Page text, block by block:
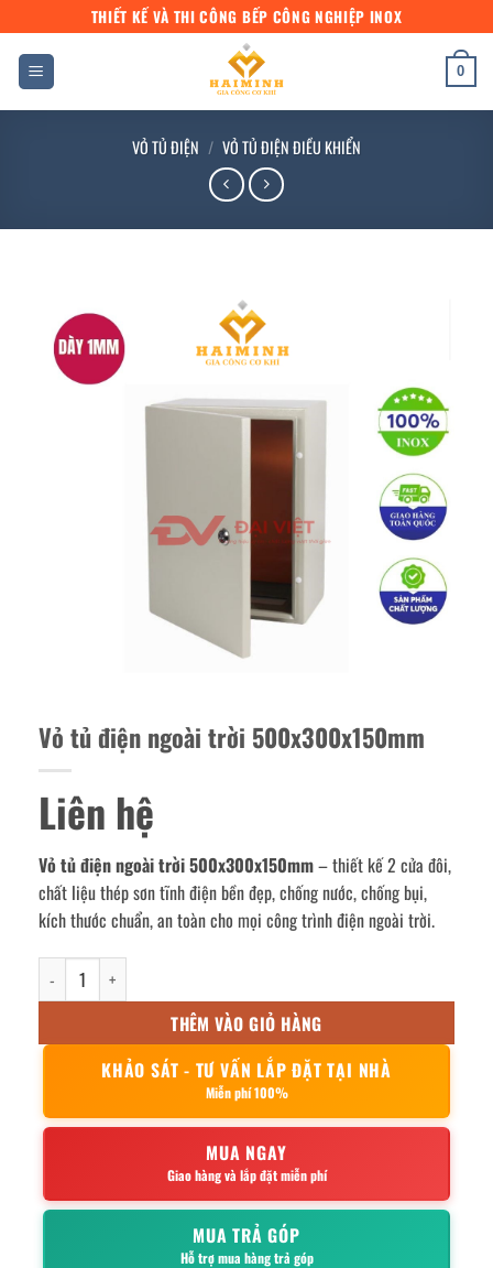
qua
dung
THIẾT KẾ VÀ THI CÔNG BẾP CÔNG NGHIỆP INOX
0
VỎ TỦ ĐIỆN / VỎ TỦ ĐIỆN ĐIỀU KHIỂN
Vỏ tủ điện ngoài trời 500x300x150mm
Liên hệ
Vỏ tủ điện ngoài trời 500x300x150mm– thiết kế 2 cửa đôi,
chất liệu thép sơn tĩnh điện bền đẹp, chống nước, chống bụi,
kích thước chuẩn, an toàn cho mọi công trình điện ngoài trời.
Vỏ tủ điện ngoài trời 500x300x150mm số lượng
THÊM VÀO GIỎ HÀNG
KHẢO SÁT - TƯ VẤN LẮP ĐẶT TẠI NHÀ
Miễn phí 100%
MUA NGAY
Giao hàng và lắp đặt miễn phí
MUA TRẢ GÓP
Hỗ trợ mua hàng trả góp